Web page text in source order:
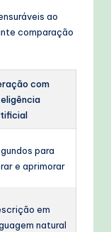
ao
comparação
com
para
e aprimorar
em
natural